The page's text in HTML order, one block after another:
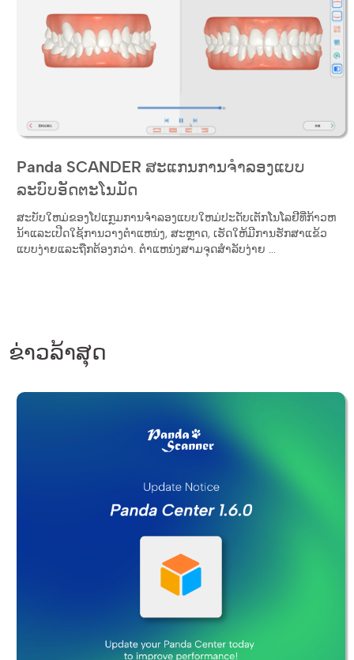
Panda SCANDER ສະແກນການຈໍາລອງແບບ
ລະບົບອັດຕະໂນມັດ
ສະບັບໃຫມ່ຂອງໂປແກຼມການຈໍາລອງແບບໃຫມ່ປະດັບເຕັກໂນໂລຢີທີ່ກ້າວຫ
ນ້າແລະເປີດໃຊ້ການວາງຕໍາແຫນ່ງ, ສະຫຼາດ, ເຮັດໃຫ້ມີການຮັກສາແຂ້ວ
ແບບງ່າຍແລະຖືກຕ້ອງກວ່າ. ຕໍາແຫນ່ງສາມຈຸດສໍາລັບງ່າຍ ...
ຂ່າວລ້າສຸດ